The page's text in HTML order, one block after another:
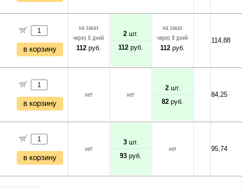
в корзину
на заказ
через 8 дней
112 руб.
2шт.
112 руб.
на заказ
через 8 дней
112 руб.
114,88
в корзину
нет нет
2шт.
82 руб.
84,25
в корзину
нет
3шт.
93 руб.
нет 95,74